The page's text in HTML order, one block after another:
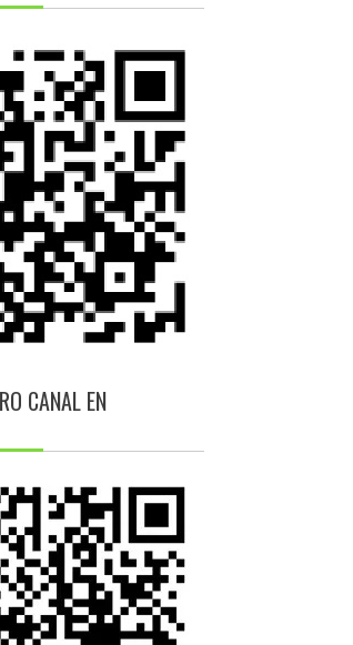
CANAL EN